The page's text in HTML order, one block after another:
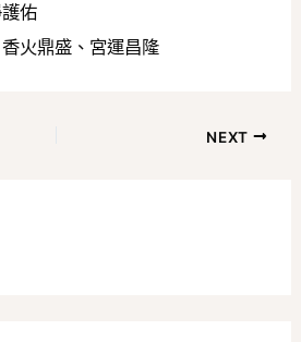
佑
火鼎盛、宮運昌隆
NEXT